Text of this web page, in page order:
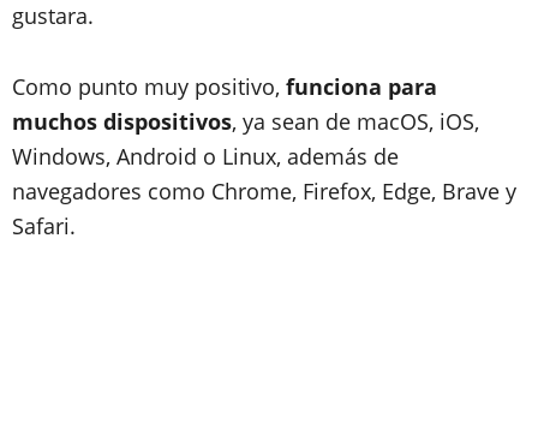
gustara.
Como punto muy positivo, funciona para
muchos dispositivos, ya sean de macOS, iOS,
Windows, Android o Linux, además de
navegadores como Chrome, Firefox, Edge, Brave y
Safari.